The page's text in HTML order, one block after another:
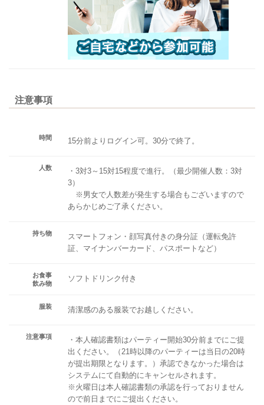
注意事項
時間 15分前よりログイン可。30分で終了。
人数
・3対3～15対15程度で進行。（最少開催人数：3対
3）
※男女で人数差が発生する場合もございますので
あらかじめご了承ください。
持ち物
スマートフォン・顔写真付きの身分証（運転免許
証、マイナンバーカード、パスポートなど）
お食事
飲み物
ソフトドリンク付き
服装 清潔感のある服装でお越しください。
注意事項
・本人確認書類はパーティー開始30分前までにご提
出ください。（21時以降のパーティーは当日の20時
が提出期限となります。）承認できなかった場合は
システムにて自動的にキャンセルされます。
※火曜日は本人確認書類の承認を行っておりません
ので前日までにご提出ください。